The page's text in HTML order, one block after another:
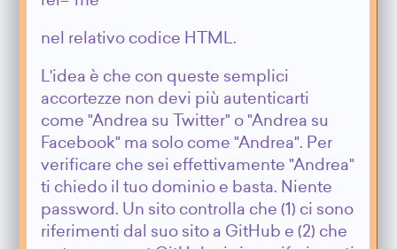
nel relativo codice HTML.
L'idea è che con queste semplici
accortezze non devi più autenticarti
come "Andrea su Twitter" o "Andrea su
Facebook" ma solo come "Andrea". Per
verificare che sei effettivamente "Andrea"
ti chiedo il tuo dominio e basta. Niente
password. Un sito controlla che (1) ci sono
riferimenti dal suo sito a GitHub e (2) che